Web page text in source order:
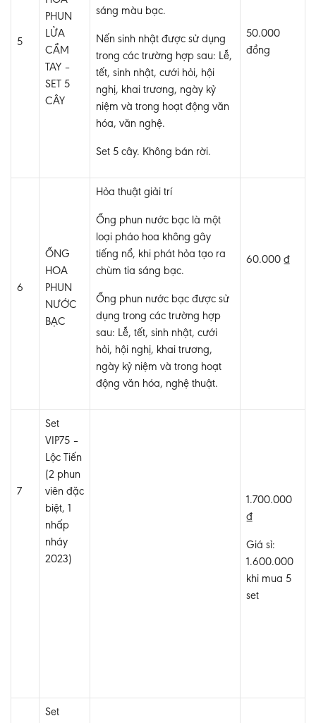
5
PHUN
LỬA
CẦM
TAY –
SET 5
CÂY
sáng màu bạc.
Nến sinh nhật được sử dụng
trong các trường hợp sau: Lễ,
tết, sinh nhật, cưới hỏi, hội
nghị, khai trương, ngày kỷ
niệm và trong hoạt động văn
hóa, văn nghệ.
Set 5 cây. Không bán rời.
50.000
đồng
6
ỐNG
HOA
PHUN
NƯỚC
BẠC
Hỏa thuật giải trí
Ống phun nước bạc là một
loại pháo hoa không gây
tiếng nổ, khi phát hỏa tạo ra
chùm tia sáng bạc.
Ống phun nước bạc được sử
dụng trong các trường hợp
sau: Lễ, tết, sinh nhật, cưới
hỏi, hội nghị, khai trương,
ngày kỷ niệm và trong hoạt
động văn hóa, nghệ thuật.
60.000 ₫
7
Set
VIP75 –
Lộc Tiến
(2 phun
viên đặc
biệt, 1
nhấp
nháy
2023)
1.700.000
₫
Giá sỉ:
1.600.000
khi mua 5
set
Set